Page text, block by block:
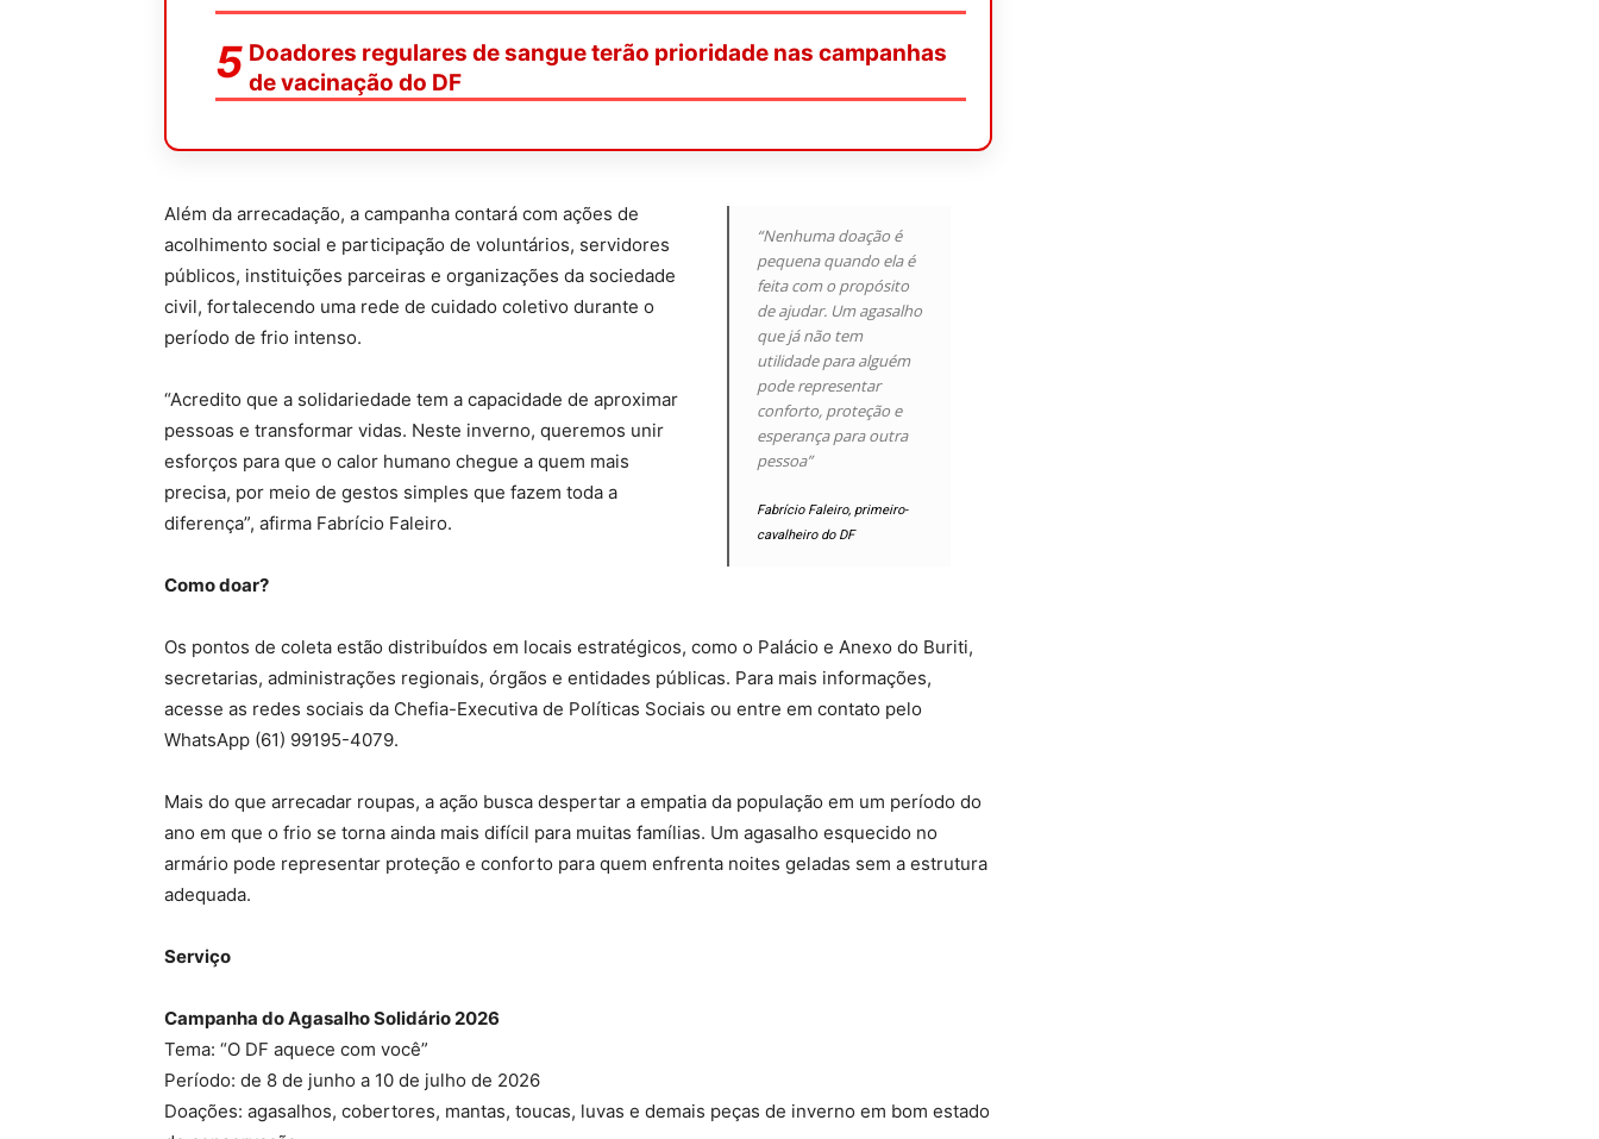
Doadores regulares de sangue terão prioridade nas campanhas
de vacinação do DF
“Nenhuma doação é
pequena quando ela é
feita com o propósito
de ajudar. Um agasalho
que já não tem
utilidade para alguém
pode representar
conforto, proteção e
esperança para outra
pessoa”
Fabrício Faleiro, primeiro-
cavalheiro do DF
Além da arrecadação, a campanha contará com ações de
acolhimento social e participação de voluntários, servidores
públicos, instituições parceiras e organizações da sociedade
civil, fortalecendo uma rede de cuidado coletivo durante o
período de frio intenso.
“Acredito que a solidariedade tem a capacidade de aproximar
pessoas e transformar vidas. Neste inverno, queremos unir
esforços para que o calor humano chegue a quem mais
precisa, por meio de gestos simples que fazem toda a
diferença”, afirma Fabrício Faleiro.
Como doar?
Os pontos de coleta estão distribuídos em locais estratégicos, como o Palácio e Anexo do Buriti,
secretarias, administrações regionais, órgãos e entidades públicas. Para mais informações,
acesse as redes sociais da Chefia-Executiva de Políticas Sociais ou entre em contato pelo
WhatsApp (61) 99195-4079.
Mais do que arrecadar roupas, a ação busca despertar a empatia da população em um período do
ano em que o frio se torna ainda mais difícil para muitas famílias. Um agasalho esquecido no
armário pode representar proteção e conforto para quem enfrenta noites geladas sem a estrutura
adequada.
Serviço
Campanha do Agasalho Solidário 2026
Tema: “O DF aquece com você”
Período: de 8 de junho a 10 de julho de 2026
Doações: agasalhos, cobertores, mantas, toucas, luvas e demais peças de inverno em bom estado